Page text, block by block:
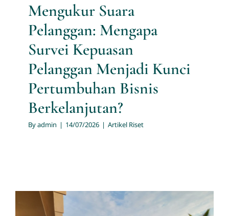
Mengukur Suara
Pelanggan: Mengapa
Survei Kepuasan
Pelanggan Menjadi Kunci
Pertumbuhan Bisnis
Berkelanjutan?
Byadmin | 14/07/2026 | Artikel Riset